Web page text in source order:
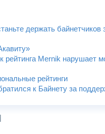
держать байнетчиков
рейтинга Mernik нарушает
рейтинги
к Байнету за